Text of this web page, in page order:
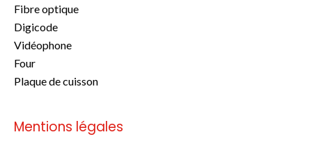
Fibre optique
Digicode
Vidéophone
Four
Plaque de cuisson
Mentions légales